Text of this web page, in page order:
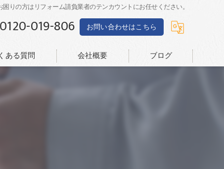
の方はリフォーム請負業者のテンカウントにお任せください。
0120-019-806 お問い合わせはこちら
ある質問 会社概要 ブログ